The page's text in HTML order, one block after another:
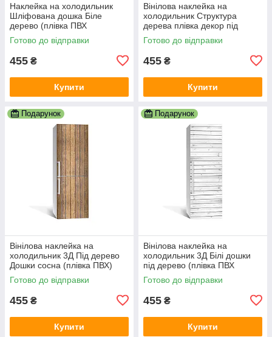
Наклейка на холодильник
Шліфована дошка Біле
дерево (плівка ПВХ
фотодрук) 600х1800 мм
Текстури Сірий
Готово до відправки
455 ₴
Купити
Вінілова наклейка на
холодильник Структура
дерева плівка декор під
дерево глянцева дошки
600х1800 мм
Готово до відправки
455 ₴
Купити
Подарунок
Вінілова наклейка на
холодильник 3Д Під дерево
Дошки сосна (плівка ПВХ)
600х1800 мм Текстури
Коричневий
Готово до відправки
455 ₴
Купити
Подарунок
Вінілова наклейка на
холодильник 3Д Білі дошки
під дерево (плівка ПВХ
фотодрук) 600х1800 мм
Текстури Сірий
Готово до відправки
455 ₴
Купити